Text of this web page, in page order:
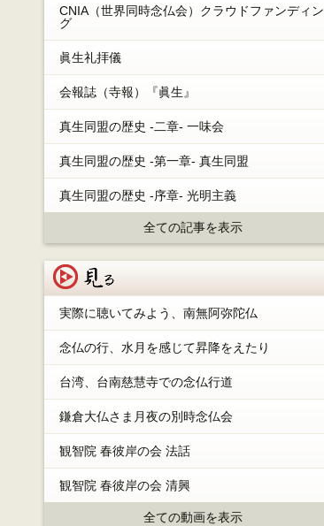
CNIA（世界同時念仏会）クラウドファンディン
グ
眞生礼拝儀
会報誌（寺報）『眞生』
真生同盟の歴史 -二章- 一味会
真生同盟の歴史 -第一章- 真生同盟
真生同盟の歴史 -序章- 光明主義
全ての記事を表示
実際に聴いてみよう、南無阿弥陀仏
念仏の行、水月を感じて昇降をえたり
台湾、台南慈慧寺での念仏行道
鎌倉大仏さま月夜の別時念仏会
観智院 春彼岸の会 法話
観智院 春彼岸の会 清興
全ての動画を表示